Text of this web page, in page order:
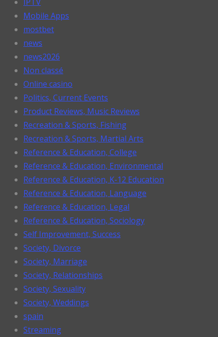
Mobile Apps
mostbet
news
news2026
Non classé
Online casino
Politics, Current Events
Product Reviews, Music Reviews
Recreation & Sports, Fishing
Recreation & Sports, Martial Arts
Reference & Education, College
Reference & Education, Environmental
Reference & Education, K-12 Education
Reference & Education, Language
Reference & Education, Legal
Reference & Education, Sociology
Self Improvement, Success
Society, Divorce
Society, Marriage
Society, Relationships
Society, Sexuality
Society, Weddings
spain
Streaming